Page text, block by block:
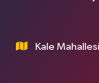
Kale